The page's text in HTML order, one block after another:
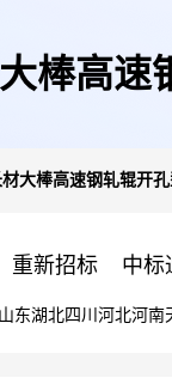
棒高速
大棒高速钢轧辊开
重新招标 中标
山东湖北四川 河北河南